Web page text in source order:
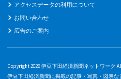
アクセスデータの利用について
お問い合わせ
広告のご案内
Copyright 2026 伊豆下田経済新聞ネットワーク
伊豆下田経済新聞に掲載の記事・写真・図表